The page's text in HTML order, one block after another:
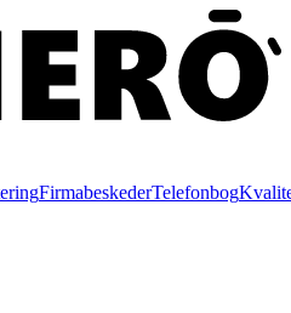
FirmabeskederTelefonbog